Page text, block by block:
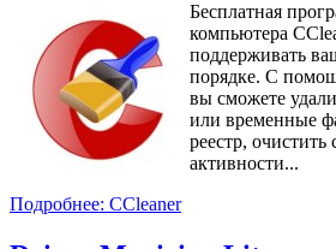
Бесплатная
компьютера
поддерживать
порядке. С
вы сможете
или временные
реестр,
активности...
Подробнее: CCleaner